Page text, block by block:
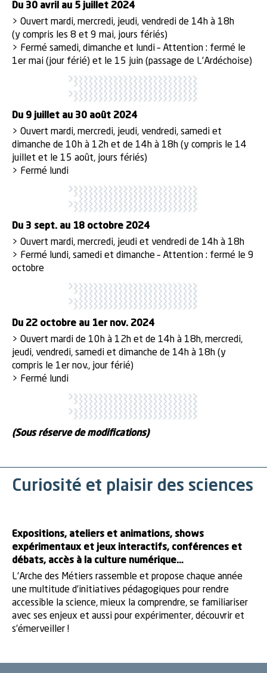
Du 30 avril au 5 juillet 2024
> Ouvert mardi, mercredi, jeudi, vendredi de 14h à 18h
(y compris les 8 et 9 mai, jours fériés)
> Fermé samedi, dimanche et lundi – Attention : fermé le
1er mai (jour férié) et le 15 juin (passage de L’Ardéchoise)
Du 9 juillet au 30 août 2024
> Ouvert mardi, mercredi, jeudi, vendredi, samedi et
dimanche de 10h à 12h et de 14h à 18h (y compris le 14
juillet et le 15 août, jours fériés)
> Fermé lundi
Du 3 sept. au 18 octobre 2024
> Ouvert mardi, mercredi, jeudi et vendredi de 14h à 18h
> Fermé lundi, samedi et dimanche – Attention : fermé le 9
octobre
Du 22 octobre au 1er nov. 2024
> Ouvert mardi de 10h à 12h et de 14h à 18h, mercredi,
jeudi, vendredi, samedi et dimanche de 14h à 18h (y
compris le 1er nov., jour férié)
> Fermé lundi
(Sous réserve de modifications)
Curiosité et plaisir des sciences
Expositions, ateliers et animations, shows
expérimentaux et jeux interactifs, conférences et
débats, accès à la culture numérique…
L’Arche des Métiers rassemble et propose chaque année
une multitude d’initiatives pédagogiques pour rendre
accessible la science, mieux la comprendre, se familiariser
avec ses enjeux et aussi pour expérimenter, découvrir et
s’émerveiller !